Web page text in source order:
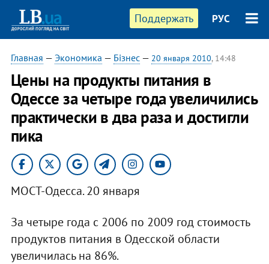
Поддержать РУС
Главная — Экономика — Бізнес— 20 января 2010, 14:48
Цены на продукты питания в
Одессе за четыре года увеличились
практически в два раза и достигли
пика
МОСТ-Одесса. 20 января
За четыре года с 2006 по 2009 год стоимость
продуктов питания в Одесской области
увеличилась на 86%.